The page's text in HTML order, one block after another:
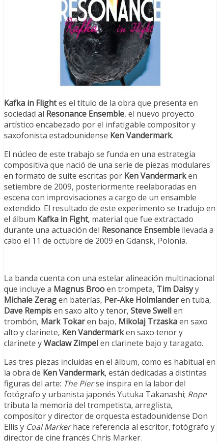
Kafka in Flightes el título de la obra que presenta en
sociedad al Resonance Ensemble, el nuevo proyecto
artístico encabezado por el infatigable compositor y
saxofonista estadounidense Ken Vandermark.
El núcleo de este trabajo se funda en una estrategia
compositiva que nació de una serie de piezas modulares
en formato de suite escritas por Ken Vandermarken
setiembre de 2009, posteriormente reelaboradas en
escena con improvisaciones a cargo de un ensamble
extendido. El resultado de este experimento se tradujo en
el álbum Kafka in Fight, material que fue extractado
durante una actuación del Resonance Ensemble llevada a
cabo el 11 de octubre de 2009 en Gdansk, Polonia.
La banda cuenta con una estelar alineación multinacional
que incluye a Magnus Brooen trompeta, Tim Daisyy
Michale Zeragen baterías, Per-Ake Holmlanderen tuba,
Dave Rempisen saxo alto y tenor, Steve Swellen
trombón, Mark Tokaren bajo, Mikolaj Trzaskaen saxo
alto y clarinete, Ken Vandermarken saxo tenor y
clarinete yWaclaw Zimpelen clarinete bajo y taragato.
Las tres piezas incluidas en el álbum, como es habitual en
la obra de Ken Vandermark, están dedicadas a distintas
figuras del arte: The Pierse inspira en la labor del
fotógrafo y urbanista japonés Yutuka Takanashi; Rope
tributa la memoria del trompetista, arreglista,
compositor y director de orquesta estadounidense Don
Ellis y Coal Markerhace referencia al escritor, fotógrafo y
director de cine francés Chris Marker.